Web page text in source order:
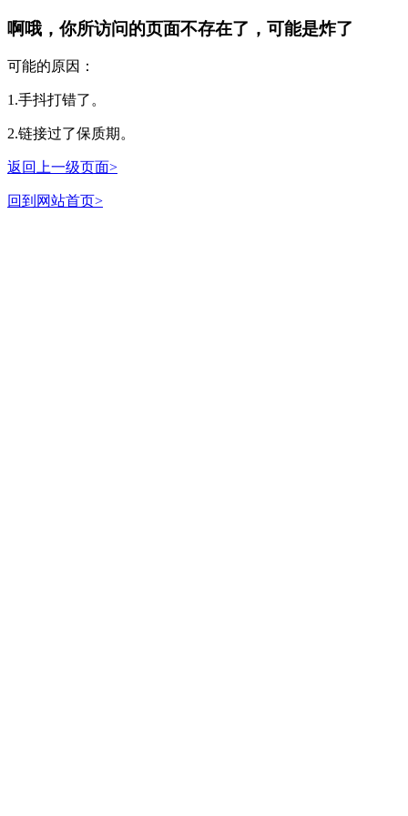
啊哦，你所访问的页面不存在了，可能是炸了
可能的原因：
1.手抖打错了。
2.链接过了保质期。
返回上一级页面>
回到网站首页>